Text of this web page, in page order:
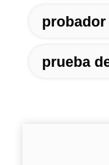
prueba